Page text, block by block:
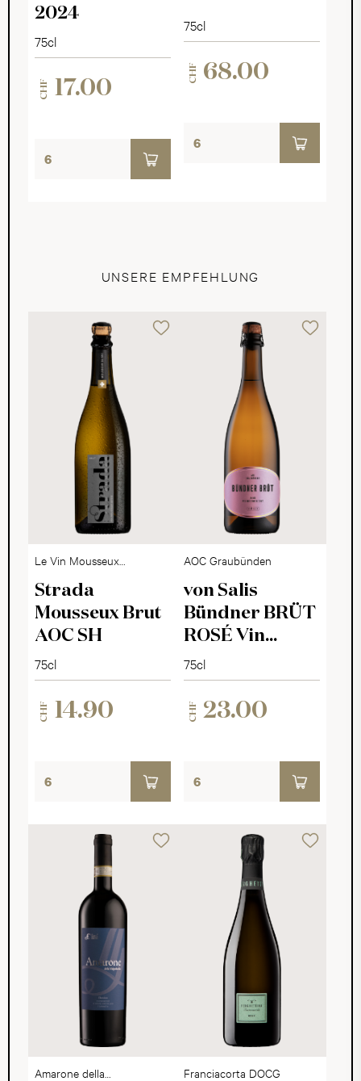
2024
75cl
CHF 17.00
75cl
CHF 68.00
UNSERE EMPFEHLUNG
Le Vin Mousseux
Suisse
Strada
Mousseux Brut
AOC SH
75cl
CHF 14.90
AOC Graubünden
von Salis
Bündner BRÜT
ROSÉ Vin
Mousseux 2025
75cl
CHF 23.00
Amarone della
Franciacorta DOCG